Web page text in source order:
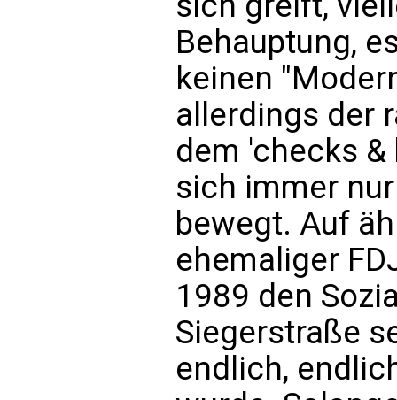
Behauptung,
keinen
allerdings der
dem 'checks
sich immer
bewegt. Auf
ehemaliger
1989 den
Siegerstraße
endlich,